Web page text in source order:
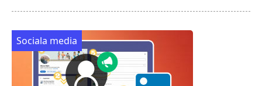
Sociala media